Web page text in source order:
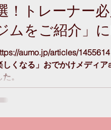
！トレーナー
ムをご紹介」
載aumo.jp/articles/
しくなる」おでかけメディア
た。